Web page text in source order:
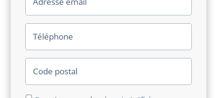
m
a
l
T
l
é
h
o
C
d
e